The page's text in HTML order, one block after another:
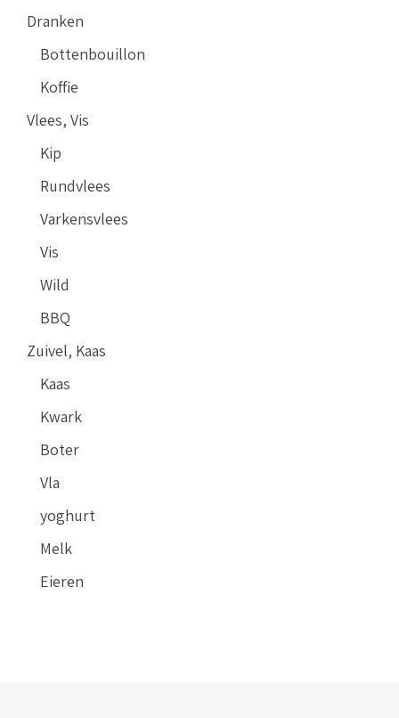
Dranken
Bottenbouillon
Koffie
Vlees, Vis
Kip
Rundvlees
Varkensvlees
Vis
Wild
BBQ
Zuivel, Kaas
Kaas
Kwark
Boter
Vla
yoghurt
Melk
Eieren